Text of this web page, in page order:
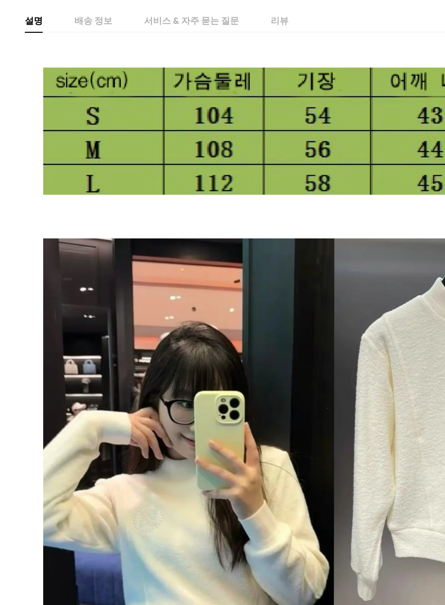
설명 배송 정보 서비스 & 자주 묻는 질문 리뷰